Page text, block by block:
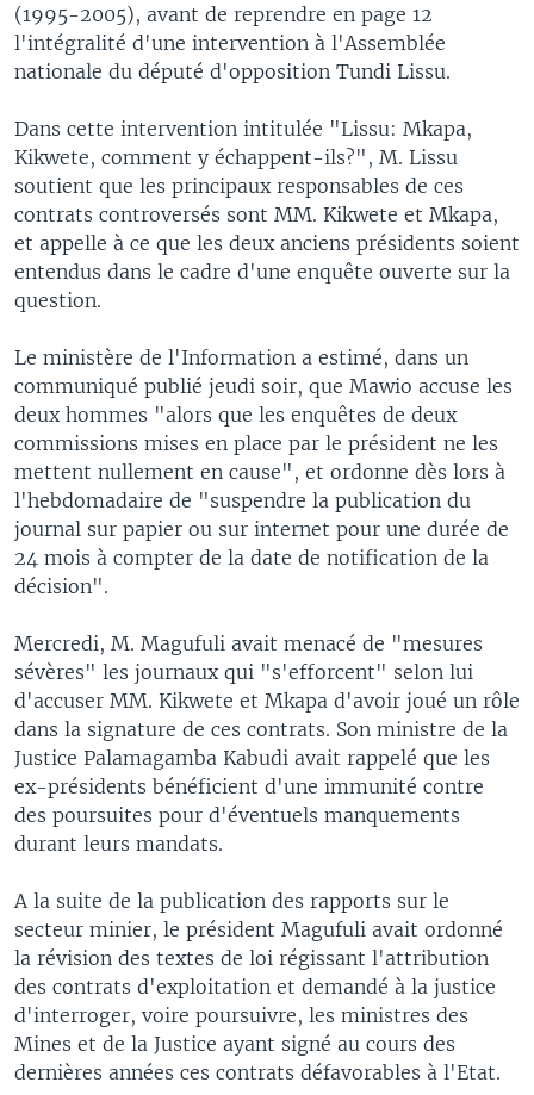
(1995-2005), avant de reprendre en page 12
l'intégralité d'une intervention à l'Assemblée
nationale du député d'opposition Tundi Lissu.
Dans cette intervention intitulée "Lissu: Mkapa,
Kikwete, comment y échappent-ils?", M. Lissu
soutient que les principaux responsables de ces
contrats controversés sont MM. Kikwete et Mkapa,
et appelle à ce que les deux anciens présidents soient
entendus dans le cadre d'une enquête ouverte sur la
question.
Le ministère de l'Information a estimé, dans un
communiqué publié jeudi soir, que Mawio accuse les
deux hommes "alors que les enquêtes de deux
commissions mises en place par le président ne les
mettent nullement en cause", et ordonne dès lors à
l'hebdomadaire de "suspendre la publication du
journal sur papier ou sur internet pour une durée de
24 mois à compter de la date de notification de la
décision".
Mercredi, M. Magufuli avait menacé de "mesures
sévères" les journaux qui "s'efforcent" selon lui
d'accuser MM. Kikwete et Mkapa d'avoir joué un rôle
dans la signature de ces contrats. Son ministre de la
Justice Palamagamba Kabudi avait rappelé que les
ex-présidents bénéficient d'une immunité contre
des poursuites pour d'éventuels manquements
durant leurs mandats.
A la suite de la publication des rapports sur le
secteur minier, le président Magufuli avait ordonné
la révision des textes de loi régissant l'attribution
des contrats d'exploitation et demandé à la justice
d'interroger, voire poursuivre, les ministres des
Mines et de la Justice ayant signé au cours des
dernières années ces contrats défavorables à l'Etat.